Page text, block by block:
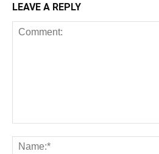
LEAVE A REPLY